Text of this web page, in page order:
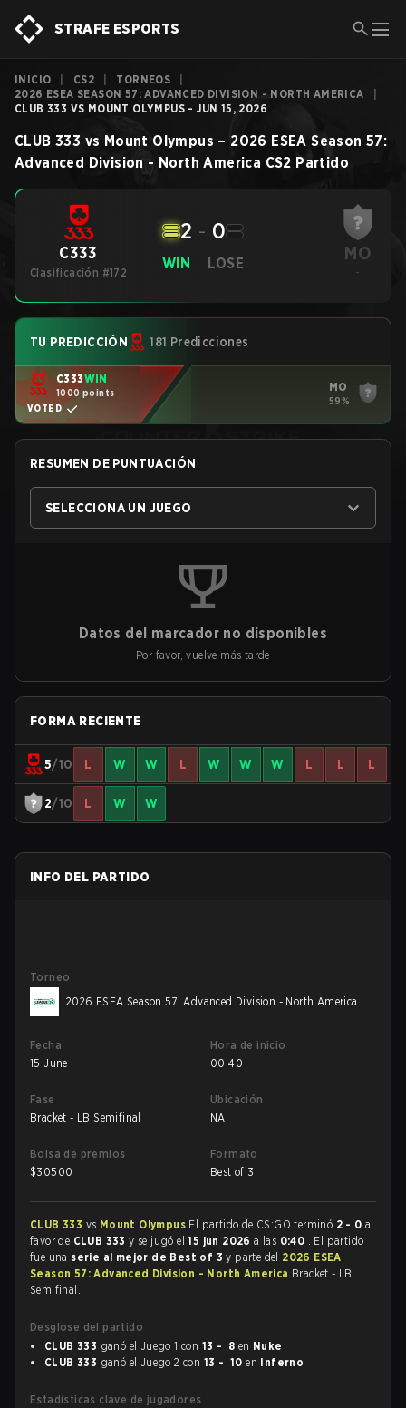
STRAFE ESPORTS
INICIO CS2 TORNEOS
2026 ESEA SEASON 57: ADVANCED DIVISION - NORTH AMERICA
CLUB 333 VS MOUNT OLYMPUS - JUN 15, 2026
CLUB 333 vs Mount Olympus – 2026 ESEA Season 57:
Advanced Division - North America CS2 Partido
C333
Clasificación #172
WIN
2 - 0
LOSE MO
-
TU PREDICCIÓN 181 Predicciones
C333WIN
1000 points
VOTED
MO
59%
RESUMEN DE PUNTUACIÓN
SELECCIONA UN JUEGO
Datos del marcador no disponibles
Por favor, vuelve más tarde
FORMA RECIENTE
5/10 L W W L W W W L L L
2/10 L W W
INFO DEL PARTIDO
Torneo
2026 ESEA Season 57: Advanced Division - North America
Fecha
15 June
Hora de inicio
00:40
Fase
Bracket - LB Semifinal
Ubicación
NA
Bolsa de premios
$30500
Formato
Best of 3
CLUB 333 vs Mount Olympus El partido de CS:GO terminó 2 - 0 a
favor de CLUB 333y se jugó el15 jun 2026a las 0:40 . El partido
fue una serie al mejor de Best of 3y parte del 2026 ESEA
Season 57: Advanced Division - North America Bracket - LB
Semifinal.
Desglose del partido
CLUB 333 ganó el Juego 1 con 13 - 8 en Nuke
CLUB 333 ganó el Juego 2 con 13 - 10 en Inferno
Estadísticas clave de jugadores